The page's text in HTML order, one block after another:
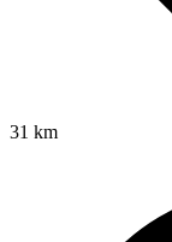
31 km